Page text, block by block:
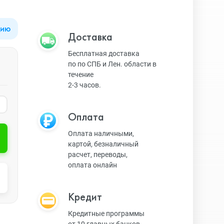
Apple Watch Series 9
Apple Watch Ultra 3
Apple Watch Ultra
Apple Watch SE 2023
Apple Watch SE 2022
Умные часы, браслеты
Доставка
Бесплатная доставка
по по СПБ и Лен. области в
течение
2-3 часов.
Оплата
Оплата наличными,
картой, безналичный
расчет, переводы,
оплата онлайн
Кредит
Кредитные программы